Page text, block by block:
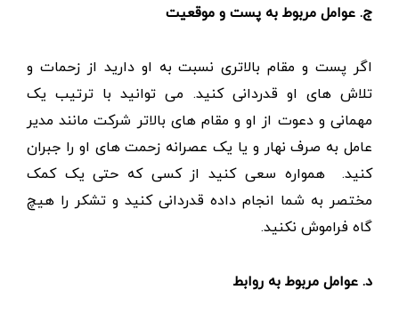
ج. عوامل مربوط به پست و موقعیت
اگر پست و مقام بالاتری نسبت به او دارید از زحمات و
تلاش های او قدردانی کنید. می توانید با ترتیب یک
مهمانی و دعوت از او و مقام های بالاتر شرکت مانند مدیر
عامل به صرف نهار و یا یک عصرانه زحمت های او را جبران
کنید. همواره سعی کنید از کسی که حتی یک کمک
مختصر به شما انجام داده قدردانی کنید و تشکر را هیچ
گاه فراموش نکنید.
د. عوامل مربوط به روابط